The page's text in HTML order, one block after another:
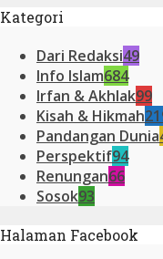
Kategori
Dari Redaksi49
Info Islam684
Irfan & Akhlak99
Kisah & Hikmah
Pandangan Dunia
Perspektif94
Renungan66
Sosok93
Halaman Facebook